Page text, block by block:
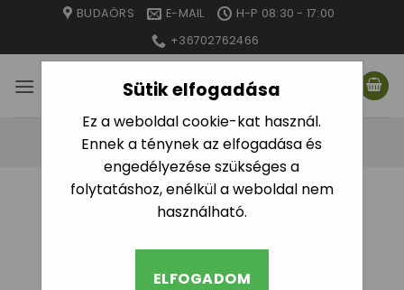
Sütik elfogadása
Ez a weboldal cookie-kat használ.
Ennek a ténynek az elfogadása és
engedélyezése szükséges a
folytatáshoz, enélkül a weboldal nem
használható.
ELFOGADOM
content
BUDAÖRS E-MAIL
H-P 08:30 - 17:00
+36702762466